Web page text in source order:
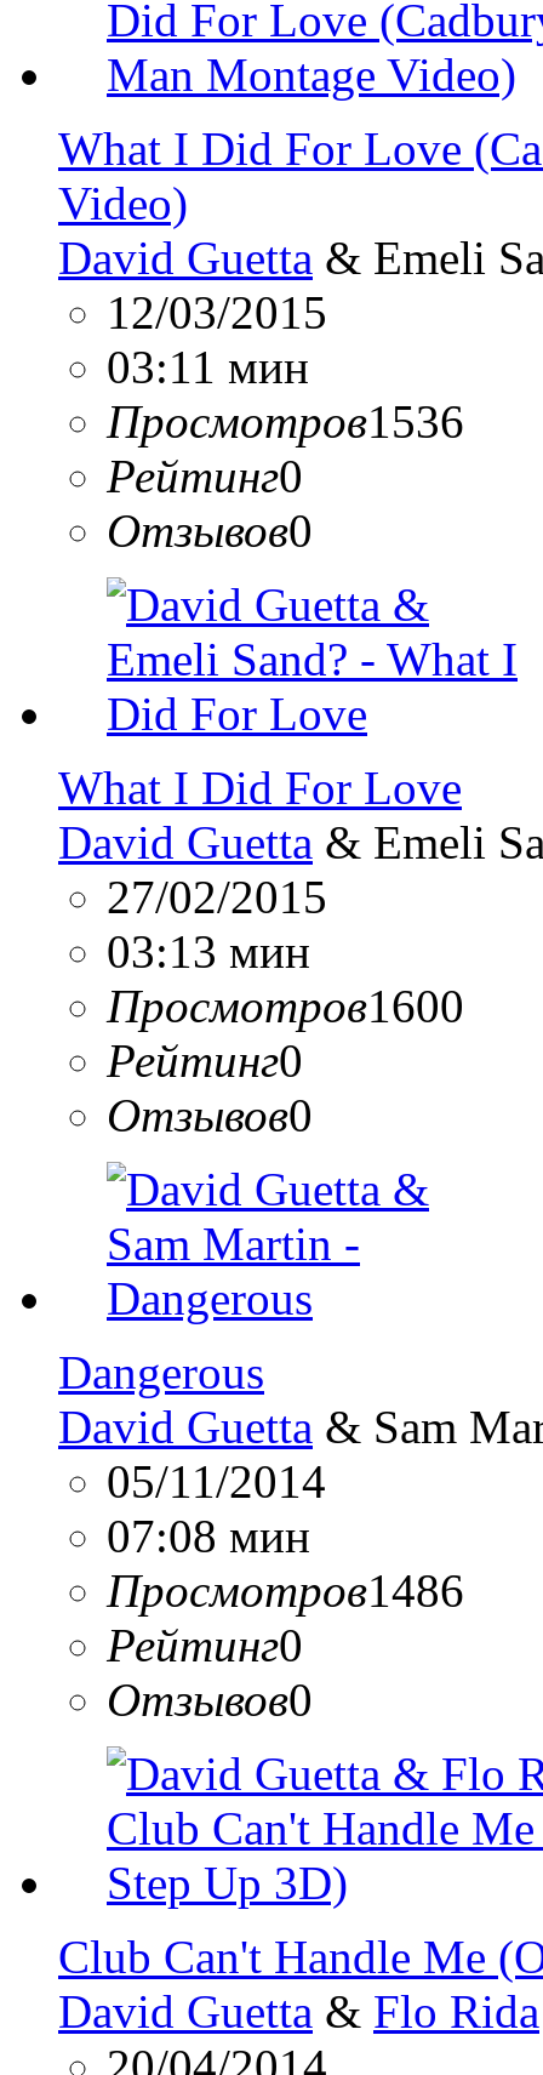
What I Did For Love
Video)
David Guetta & Emeli
12/03/2015
03:11 мин
Просмотров1536
Рейтинг0
Отзывов0
What I Did For Love
David Guetta & Emeli
27/02/2015
03:13 мин
Просмотров1600
Рейтинг0
Отзывов0
Dangerous
David Guetta & Sam
05/11/2014
07:08 мин
Просмотров1486
Рейтинг0
Отзывов0
Club Can't Handle Me
David Guetta & Flo Rida